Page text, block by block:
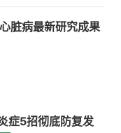
脏病最新研究成果
症5招彻底防复发